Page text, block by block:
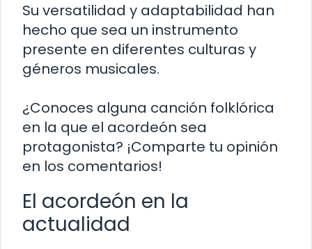
Su versatilidad y adaptabilidad han
hecho que sea un instrumento
presente en diferentes culturas y
géneros musicales.
¿Conoces alguna canción folklórica
en la que el acordeón sea
protagonista? ¡Comparte tu opinión
en los comentarios!
El acordeón en la
actualidad